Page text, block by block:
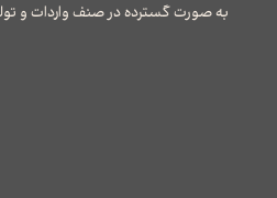
به صورت گسترده در صنف واردات و